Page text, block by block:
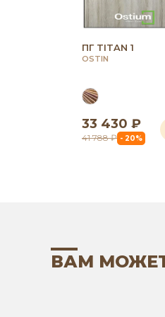
ПГ TITAN 1
OSTIN
33 430 ₽
41 788 ₽ - 20%
ВАМ